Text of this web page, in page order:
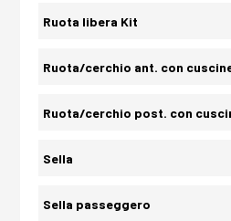
Ruota libera Kit
Ruota/cerchio ant. con
Ruota/cerchio post. con
Sella
Sella passeggero